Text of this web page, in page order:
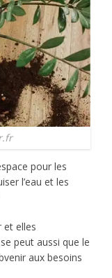
pour les
l’eau et les
et elles
peut aussi que le
aux besoins